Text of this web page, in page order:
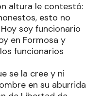
altura le contestó:
esto no
soy funcionario
en Formosa y
funcionarios
se la cree y ni
en su aburrida